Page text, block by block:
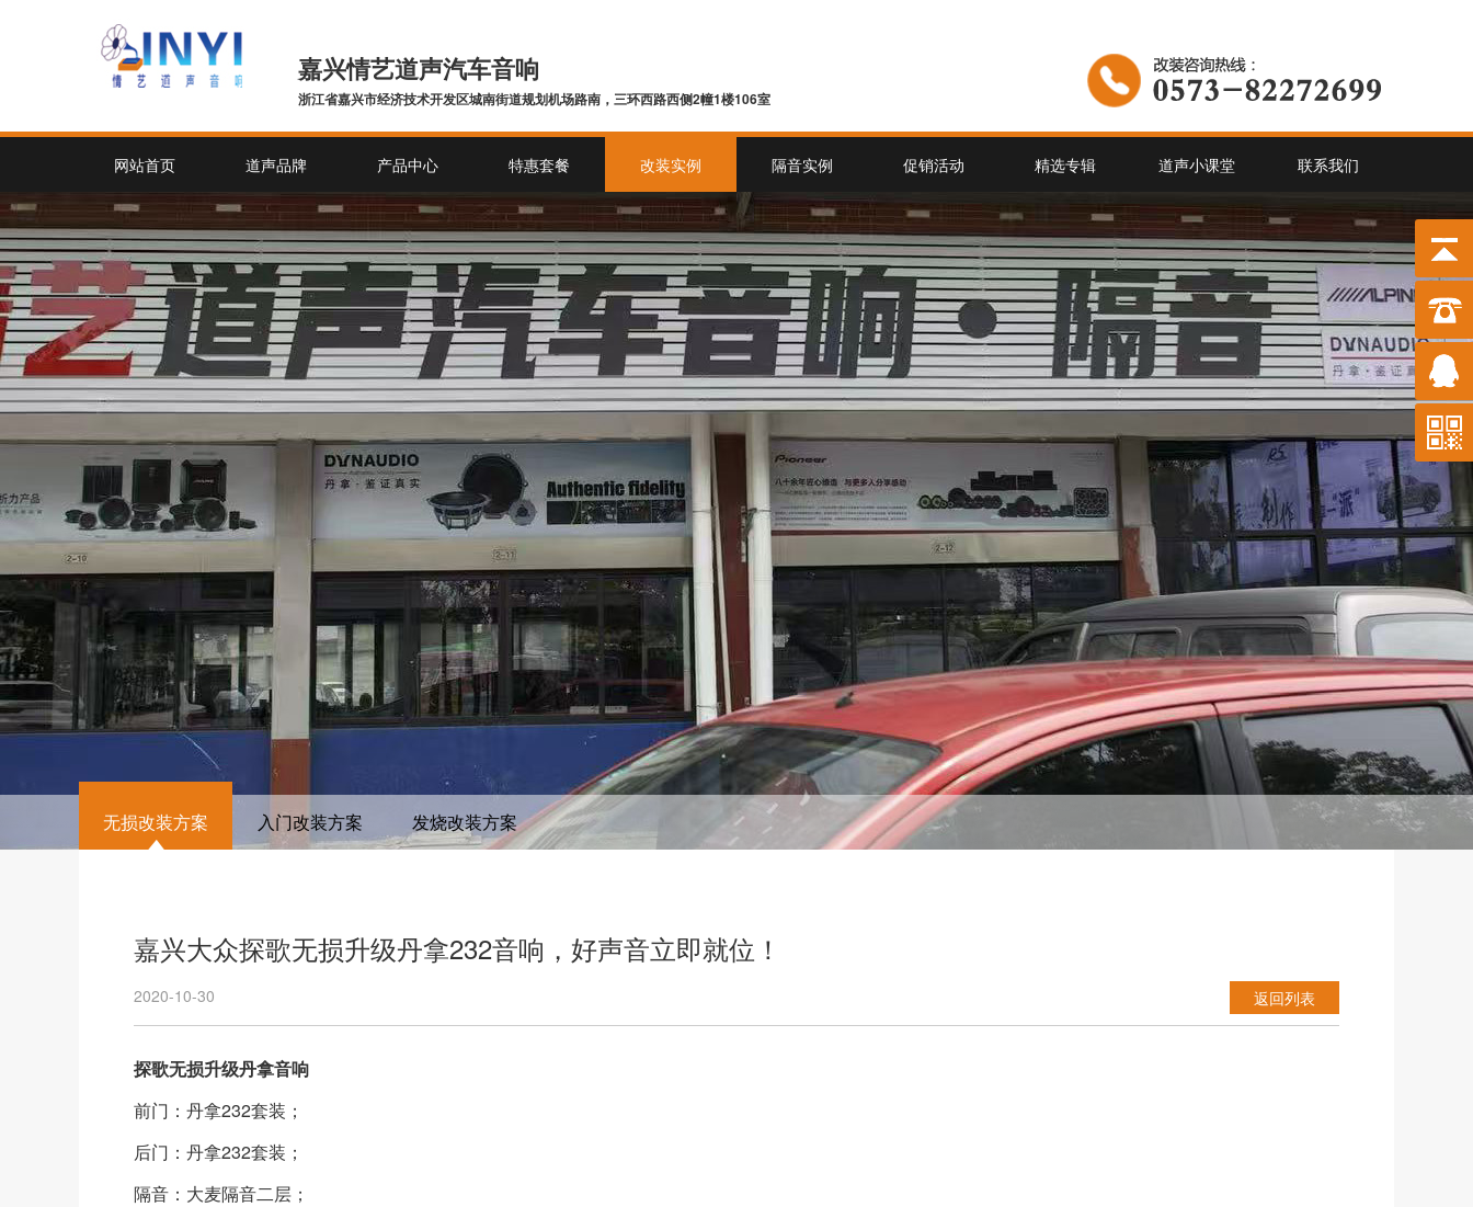
嘉兴情艺道声汽车音响
浙江省嘉兴市经济技术开发区城南街道规划机场路南，三环西路西侧2幢1楼106室
网站首页 道声品牌 产品中心 特惠套餐 改装实例 隔音实例 促销活动 精选专辑 道声小课堂 联系我们
无损改装方案 入门改装方案 发烧改装方案
嘉兴大众探歌无损升级丹拿232音响，好声音立即就位！
2020-10-30 返回列表
探歌无损升级丹拿音响
前门：丹拿232套装；
后门：丹拿232套装；
隔音：大麦隔音二层；